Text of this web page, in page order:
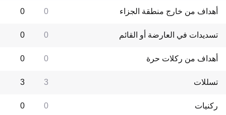
أهداف من خارج منطقة الجزاء 0
0
تسديدات في العارضة أو القائم 0
0
أهداف من ركلات حرة 0
0
تسللات 3
3
ركنيات 0
0